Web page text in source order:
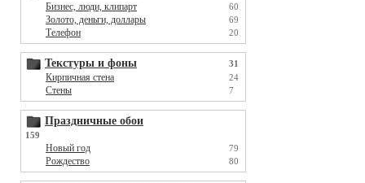
Бизнес, люди, клипарт 60
Золото, деньги, доллары 69
Телефон 20
Текстуры и фоны 31
Кирпичная стена 24
Стены 7
Праздничные обои
159
Новый год 79
Рождество 80